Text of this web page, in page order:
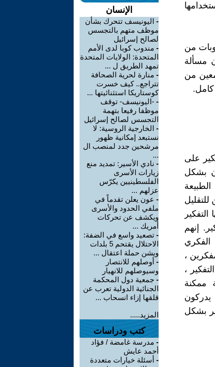
من
مسألة
من
كامل.
على
بشكل
إنهم
الفكري
،
،
ممكنة
بشكل
الإنسان
- اليونيسف تتحرك بشأن
موظف متهم بالتجسس
لصالح إسرائيل
- مندوب كوبا لدى الأمم
المتحدة: الولايات المتحدة
تمهد الطريق ل ...
- منارة لحرية الصحافة
تتراجع.. كيف خسرت
كوستاريكا استثنائيتها ...
- -اليونيسف- توقف
موظفا رفيعا بتهمة
التجسس لصالح إسرائيل
- الخارجية الروسية: لا
نستبعد إمكانية ظهور
مرشحين جدد لمنصب ال
...
- نادي الأسير: تمديد منع
زيارات الأسرى
الفلسطينيين يكرّس
عزلهم ...
- عون يعلن تقدماً في
ملفي الحدود والأسرى
ويكشف عن تحركات
أمريك ...
- تصعيد واسع في الضفة:
الاحتلال يقتحم 5 بلدات
ويشن حملة اعتقال ...
- أوصلهم للانتصار
وسيوصلهم للانهيار
- جمعية دول المحكمة
الجنائية الدولية تعرب عن
قلقها إزاء انسحاب ...
المزيد.....
كتب ودراسات
- مدرسة غامضة / فؤاد
أحمد عايش
- أسئلة خيارات متعددة